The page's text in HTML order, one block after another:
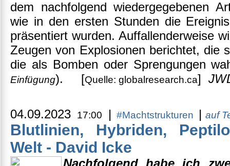
dem nachfolgend wiedergegebenen
wie in den ersten Stunden die
präsentiert wurden. Auffallenderweise
Zeugen von Explosionen berichtet, die
die als Bomben oder Sprengungen
Einfügung). [Quelle: globalresearch.ca]
04.09.2023 17:00 | #Machtstrukturen | auf
Blutlinien, Hybriden,
Welt - David Icke
Nachfolgend habe ich